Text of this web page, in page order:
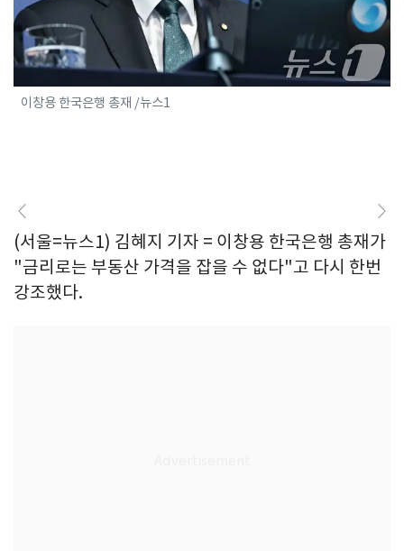
이창용 한국은행 총재 /뉴스1
(서울=뉴스1) 김혜지 기자 = 이창용 한국은행 총재가
"금리로는 부동산 가격을 잡을 수 없다"고 다시 한번
강조했다.